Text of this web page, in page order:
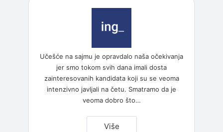
Učešće na sajmu je opravdalo naša očekivanja
jer smo tokom svih dana imali dosta
zainteresovanih kandidata koji su se veoma
intenzivno javljali na četu. Smatramo da je
veoma dobro što…
Više“Ingsoftware”